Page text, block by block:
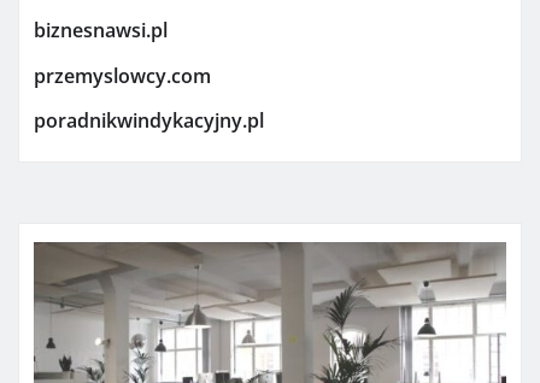
biznesnawsi.pl
przemyslowcy.com
poradnikwindykacyjny.pl